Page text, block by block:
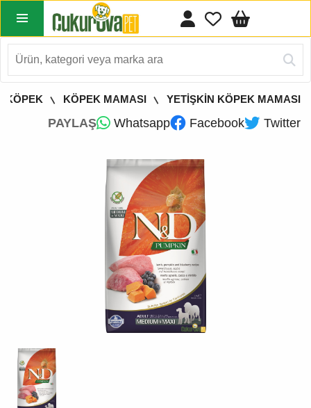
KÖPEK KÖPEK MAMASI YETİŞKİN KÖPEK MAMASI
PAYLAŞ Whatsapp Facebook Twitter